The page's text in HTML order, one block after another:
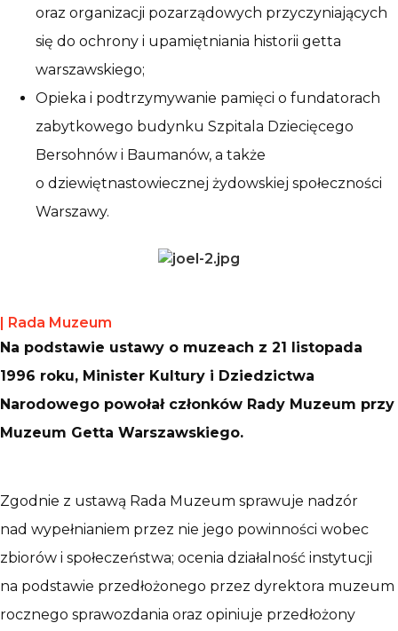
oraz organizacji pozarządowych przyczyniających
się do ochrony i upamiętniania historii getta
warszawskiego;
Opieka i podtrzymywanie pamięci o fundatorach
zabytkowego budynku Szpitala Dziecięcego
Bersohnów i Baumanów, a także
o dziewiętnastowiecznej żydowskiej społeczności
Warszawy.
| Rada Muzeum
Na podstawie ustawy o muzeach z 21 listopada
1996 roku, Minister Kultury i Dziedzictwa
Narodowego powołał członków Rady Muzeum przy
Muzeum Getta Warszawskiego.
Zgodnie z ustawą Rada Muzeum sprawuje nadzór
nad wypełnianiem przez nie jego powinności wobec
zbiorów i społeczeństwa; ocenia działalność instytucji
na podstawie przedłożonego przez dyrektora muzeum
rocznego sprawozdania oraz opiniuje przedłożony